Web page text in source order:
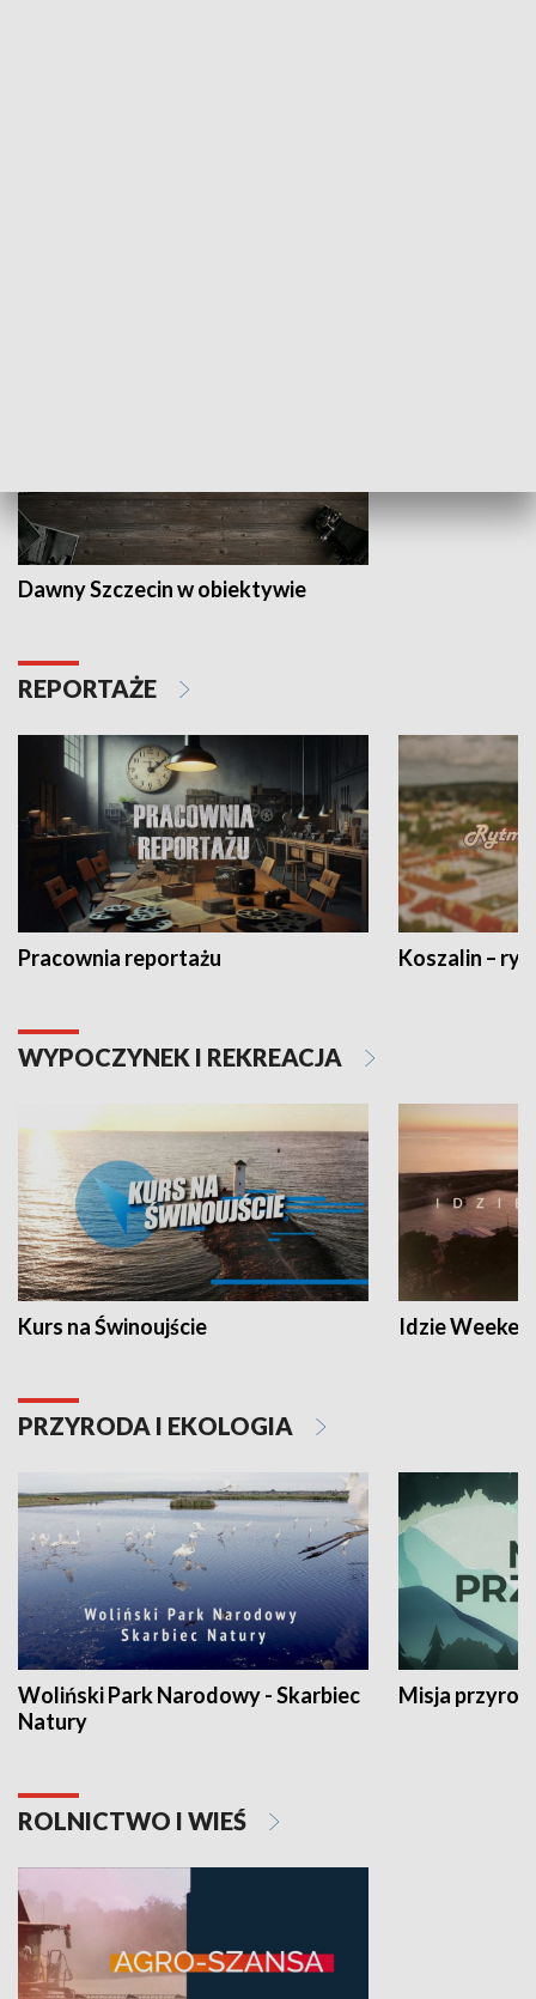
Dawny Szczecin w obiektywie
REPORTAŻE
Pracownia reportażu Koszalin –
WYPOCZYNEK I REKREACJA
Kurs na Świnoujście Idzie
PRZYRODA I EKOLOGIA
Woliński Park Narodowy - Skarbiec
Natury
Misja
ROLNICTWO I WIEŚ